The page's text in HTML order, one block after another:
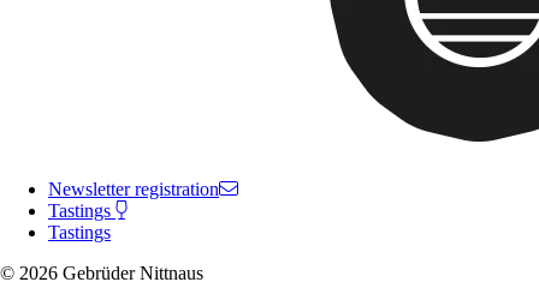
Newsletter registration
Tastings
Tastings
© 2026 Gebrüder Nittnaus